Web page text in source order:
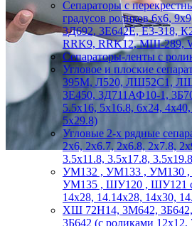
Сепараторы с
градусов роликов 6х6,
3Д692, 3Е642Е, Е3-318,
RRK9, RRK12, МШ-289,
Сепараторы-ленты с
Угловое и плоские
395М, Л520, ЛШ52С1,
3Е450, 3Д711АФ10-1,
5.5х16, 5х16.8, 6х24,
5х29.8)
Угловые 2-х рядные
2х6, 2х6.7, 2х6.8, 2х7.8,
3.5х11.8, 3.5х17.8,
УМ132 , УМ133 , УМ130
УМ135 , ШУ120 , ШУ121 с
14х28, 14.14х28, 14х30,
ХШ 72Н14, 3М642,
3Б642 (с роликами 12х12,